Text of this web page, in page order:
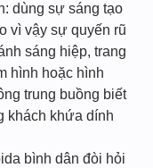
dùng sự sáng tạo
vì vậy sự quyến rũ
sáng hiệp, trang
hình hoặc hình
trung buồng biết
khách khứa dính
bình dân đòi hỏi